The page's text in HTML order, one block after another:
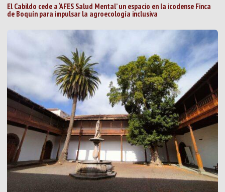
El Cabildo cede a ‘AFES Salud Mental’ un espacio en la icodense Finca
de Boquín para impulsar la agroecología inclusiva